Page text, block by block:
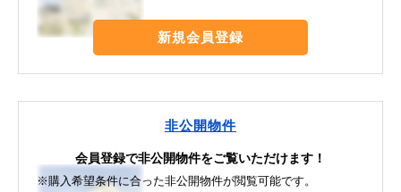
新規会員登録
非公開物件
会員登録で非公開物件をご覧いただけます！
※購入希望条件に合った非公開物件が閲覧可能です。